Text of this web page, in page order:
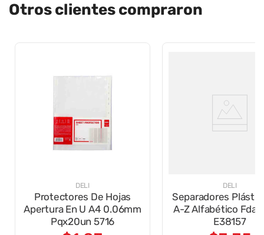
Otros clientes compraron
DELI
Protectores De Hojas
Apertura En U A4 0.06mm
Pqx20un 5716
DELI
Separadores
A-Z Alfabético
E38157